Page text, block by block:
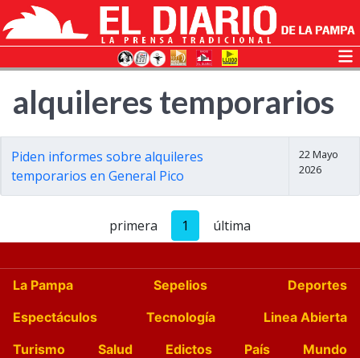
alquileres temporarios
Piden informes sobre alquileres
temporarios en General Pico
22 Mayo
2026
primera 1 última
La Pampa Sepelios
Deportes
Espectáculos
Tecnología
Linea Abierta
Turismo
Salud Edictos País
Mundo